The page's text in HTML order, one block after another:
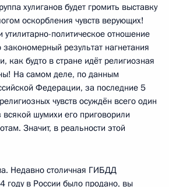
хулиганов будет громить выставку
оскорбления чувств верующих!
политическое отношение
закономерный результат нагнетания
как будто в стране идёт религиозная
На самом деле, по данным
Федерации, за последние 5
чувств осуждён всего один
шумихи его приговорили
Значит, в реальности этой
Недавно столичная ГИБДД
году в России было продано, вы